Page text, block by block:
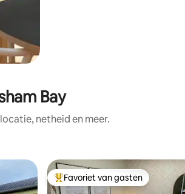
Bay
netheid en meer.
Topfavoriet van gasten
Favoriet van gasten